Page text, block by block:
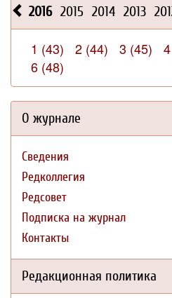
2016 2015 2014 2013
1 (43) 2 (44) 3 (45)
6 (48)
О журнале
Сведения
Редколлегия
Редсовет
Подписка на журнал
Контакты
Редакционная политика